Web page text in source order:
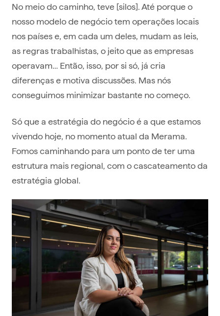
No meio do caminho, teve [silos]. Até porque o
nosso modelo de negócio tem operações locais
nos países e, em cada um deles, mudam as leis,
as regras trabalhistas, o jeito que as empresas
operavam… Então, isso, por si só, já cria
diferenças e motiva discussões. Mas nós
conseguimos minimizar bastante no começo.
Só que a estratégia do negócio é a que estamos
vivendo hoje, no momento atual da Merama.
Fomos caminhando para um ponto de ter uma
estrutura mais regional, com o cascateamento da
estratégia global.